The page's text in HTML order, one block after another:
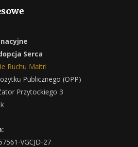
Serca
Ruchu Maitri
Publicznego (OPP)
Przytockiego 3
VGCJD-27